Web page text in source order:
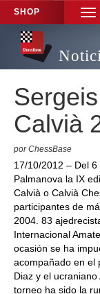
SHOP
Calvià
por ChessBase
17/10/2012 – Del
Palmanova la IX
Calvià o Calvià
participantes de
2004. 83
Internacional
ocasión se ha
acompañado en el
Diaz y el
torneo ha sido la